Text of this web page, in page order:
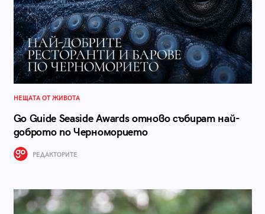
НЕЩАТА ОТ ЖИВОТА
Go Guide Seaside Awards отново събират най-
доброто по Черноморието
РЕДАКТОРИТЕ